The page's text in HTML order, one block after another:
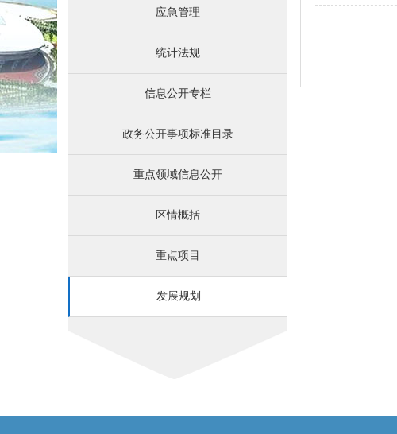
应急管理
统计法规
信息公开专栏
政务公开事项标准目录
重点领域信息公开
区情概括
重点项目
发展规划